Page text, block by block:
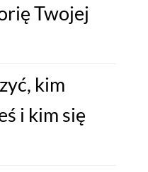
Twojej
kim
i kim się